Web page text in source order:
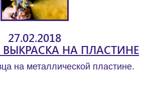
27.02.2018
ВЫКРАСКА НА ПЛАСТИНЕ
на металлической пластине.